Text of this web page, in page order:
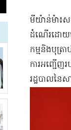
មី​យ៉ាន់​ម៉ា​៖​ស
ដំណើរដោយល
កម្មនិងបុត្
ការអញ្ជើញ​
រដ្ឋបាល​នៃ​